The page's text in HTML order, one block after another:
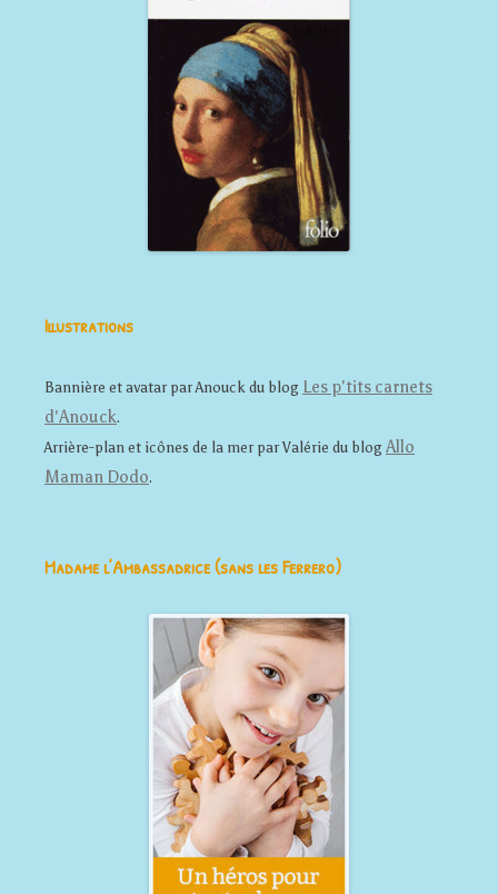
Illustrations
Bannière et avatar par Anouck du blog Les p'tits carnets
d'Anouck.
Arrière-plan et icônes de la mer par Valérie du blog Allo
Maman Dodo.
Madame l’Ambassadrice (sans les Ferrero)